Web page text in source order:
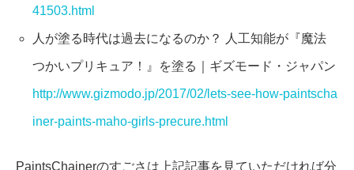
41503.html
人が塗る時代は過去になるのか？ 人工知能が『魔法
つかいプリキュア！』を塗る｜ギズモード・ジャパン
http://www.gizmodo.jp/2017/02/lets-see-how-paintscha
iner-paints-maho-girls-precure.html
PaintsChainerのすごさは上記記事を見ていただければ分